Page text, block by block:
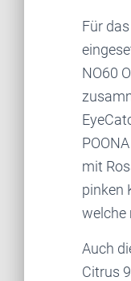
Für
NO60
mit
pinken
welche
Auch
Citrus